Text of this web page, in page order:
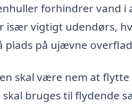
forhindrer vand
især vigtigt udendørs,
plads på ujævne
skal være nem at
skal bruges til flydende